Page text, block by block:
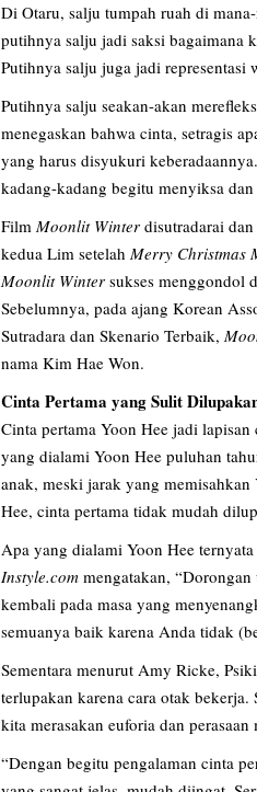
Di Otaru, salju tumpah ruah di
putihnya salju jadi saksi bagaimana
Putihnya salju juga jadi
Putihnya salju seakan-akan
menegaskan bahwa cinta, setragis
yang harus disyukuri
kadang-kadang begitu menyiksa
Film Moonlit Winter disutradarai
kedua Lim setelah Merry Christmas
Moonlit Winter sukses menggondol
Sebelumnya, pada ajang Korean
Sutradara dan Skenario Terbaik,
nama Kim Hae Won.
Cinta Pertama yang Sulit
Cinta pertama Yoon Hee jadi
yang dialami Yoon Hee puluhan
anak, meski jarak yang
Hee, cinta pertama tidak mudah
Apa yang dialami Yoon Hee
Instyle.com mengatakan,
kembali pada masa yang
semuanya baik karena Anda tidak
Sementara menurut Amy Ricke,
terlupakan karena cara otak
kita merasakan euforia dan
“Dengan begitu pengalaman cinta